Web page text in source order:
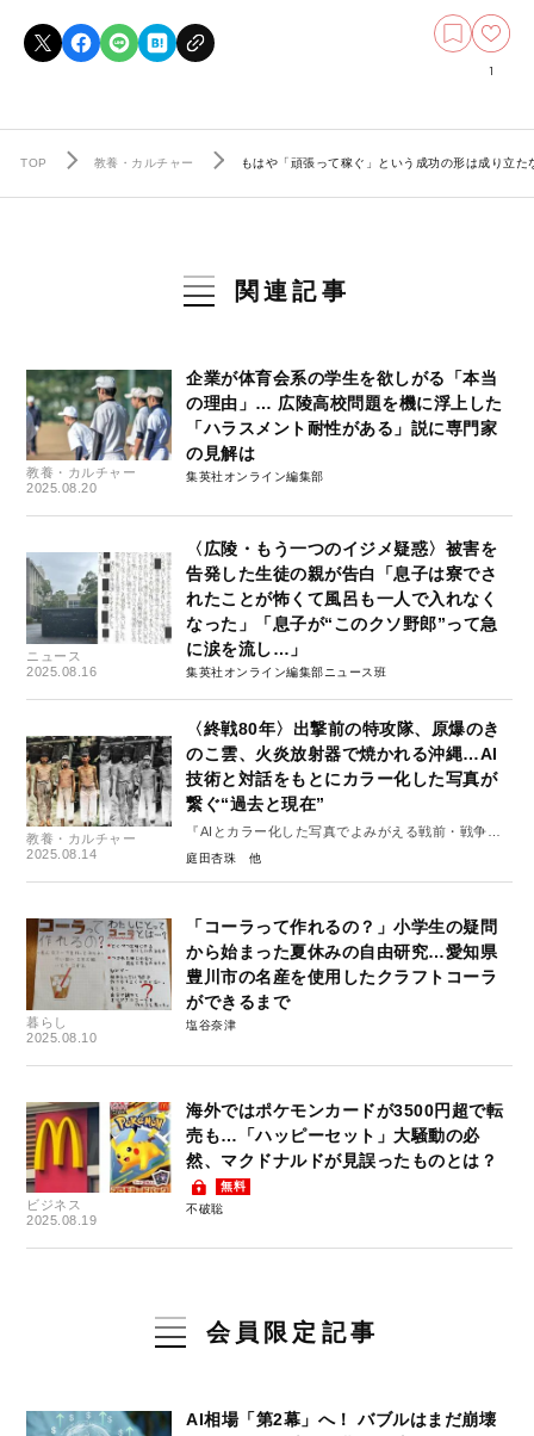
1
TOP 教養・カルチャー もはや「頑張って稼ぐ」という成功の形は成り立
関連記事
教養・カルチャー
2025.08.20
企業が体育会系の学生を欲しがる「本当
の理由」… 広陵高校問題を機に浮上した
「ハラスメント耐性がある」説に専門家
の見解は
集英社オンライン編集部
ニュース
2025.08.16
〈広陵・もう一つのイジメ疑惑〉被害を
告発した生徒の親が告白「息子は寮でさ
れたことが怖くて風呂も一人で入れなく
なった」「息子が“このクソ野郎”って急
に涙を流し…」
集英社オンライン編集部ニュース班
教養・カルチャー
2025.08.14
〈終戦80年〉出撃前の特攻隊、原爆のき
のこ雲、火炎放射器で焼かれる沖縄…AI
技術と対話をもとにカラー化した写真が
繋ぐ“過去と現在”
『AIとカラー化した写真でよみがえる戦前・戦争』
より
庭田杏珠
暮らし
2025.08.10
「コーラって作れるの？」小学生の疑問
から始まった夏休みの自由研究…愛知県
豊川市の名産を使用したクラフトコーラ
ができるまで
塩谷奈津
ビジネス
2025.08.19
海外ではポケモンカードが3500円超で転
売も…「ハッピーセット」大騒動の必
然、マクドナルドが見誤ったものとは？
無料
不破聡
会員限定記事
AI相場「第2幕」へ！ バブルはまだ崩壊